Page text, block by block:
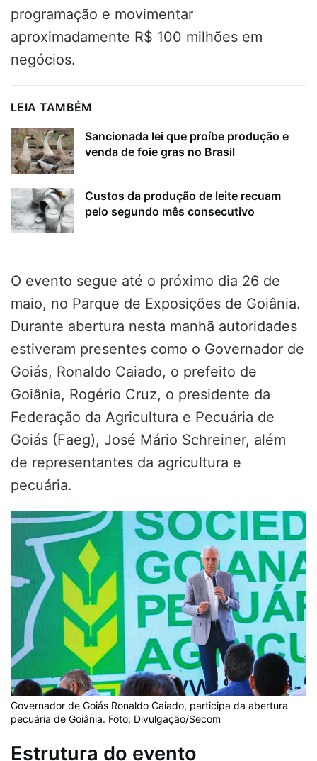
programação e movimentar
aproximadamente R$ 100 milhões em
negócios.
LEIA TAMBÉM
Sancionada lei que proíbe produção e
venda de foie gras no Brasil
Custos da produção de leite recuam
pelo segundo mês consecutivo
O evento segue até o próximo dia 26 de
maio, no Parque de Exposições de Goiânia.
Durante abertura nesta manhã autoridades
estiveram presentes como o Governador de
Goiás, Ronaldo Caiado, o prefeito de
Goiânia, Rogério Cruz, o presidente da
Federação da Agricultura e Pecuária de
Goiás (Faeg), José Mário Schreiner, além
de representantes da agricultura e
pecuária.
Governador de Goiás Ronaldo Caiado, participa da abertura
pecuária de Goiânia. Foto: Divulgação/Secom
Estrutura do evento